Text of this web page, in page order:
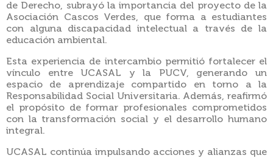
de Derecho, subrayó la importancia del proyecto de la
Asociación Cascos Verdes, que forma a estudiantes
con alguna discapacidad intelectual a través de la
educación ambiental.
Esta experiencia de intercambio permitió fortalecer el
vínculo entre UCASAL y la PUCV, generando un
espacio de aprendizaje compartido en torno a la
Responsabilidad Social Universitaria. Además, reafirmó
el propósito de formar profesionales comprometidos
con la transformación social y el desarrollo humano
integral.
UCASAL continúa impulsando acciones y alianzas que